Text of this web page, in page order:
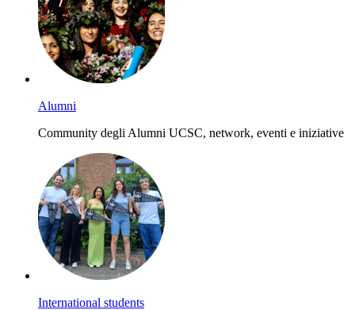
Alumni
Community degli Alumni UCSC, network, eventi e iniziative
International students